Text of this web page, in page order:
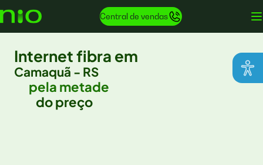
Central de vendas
Internet fibra em
Camaquã - RS
pela metade
do preço